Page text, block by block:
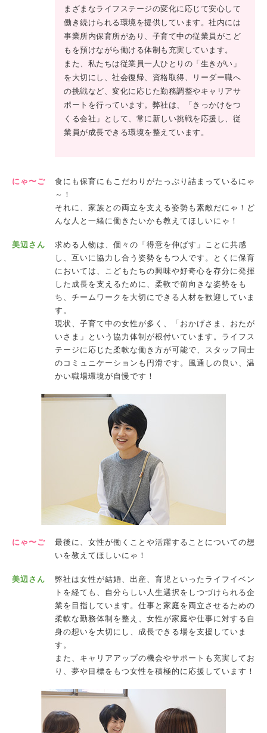
まざまなライフステージの変化に応じて安心して
働き続けられる環境を提供しています。社内には
事業所内保育所があり、子育て中の従業員がこど
もを預けながら働ける体制も充実しています。
また、私たちは従業員一人ひとりの「生きがい」
を大切にし、社会復帰、資格取得、リーダー職へ
の挑戦など、変化に応じた勤務調整やキャリアサ
ポートを行っています。弊社は、「きっかけをつ
くる会社」として、常に新しい挑戦を応援し、従
業員が成長できる環境を整えています。
にゃ〜ご
食にも保育にもこだわりがたっぷり詰まっているにゃ
～！
それに、家族との両立を支える姿勢も素敵だにゃ！ど
んな人と一緒に働きたいかも教えてほしいにゃ！
美辺さん
求める人物は、個々の「得意を伸ばす」ことに共感
し、互いに協力し合う姿勢をもつ人です。とくに保育
においては、こどもたちの興味や好奇心を存分に発揮
した成長を支えるために、柔軟で前向きな姿勢をも
ち、チームワークを大切にできる人材を歓迎していま
す。
現状、子育て中の女性が多く、「おかげさま、おたが
いさま」という協力体制が根付いています。ライフス
テージに応じた柔軟な働き方が可能で、スタッフ同士
のコミュニケーションも円滑です。風通しの良い、温
かい職場環境が自慢です！
にゃ〜ご
最後に、女性が働くことや活躍することについての想
いを教えてほしいにゃ！
美辺さん
弊社は女性が結婚、出産、育児といったライフイベン
トを経ても、自分らしい人生選択をしつづけられる企
業を目指しています。仕事と家庭を両立させるための
柔軟な勤務体制を整え、女性が家庭や仕事に対する自
身の想いを大切にし、成長できる場を支援していま
す。
また、キャリアアップの機会やサポートも充実してお
り、夢や目標をもつ女性を積極的に応援しています！